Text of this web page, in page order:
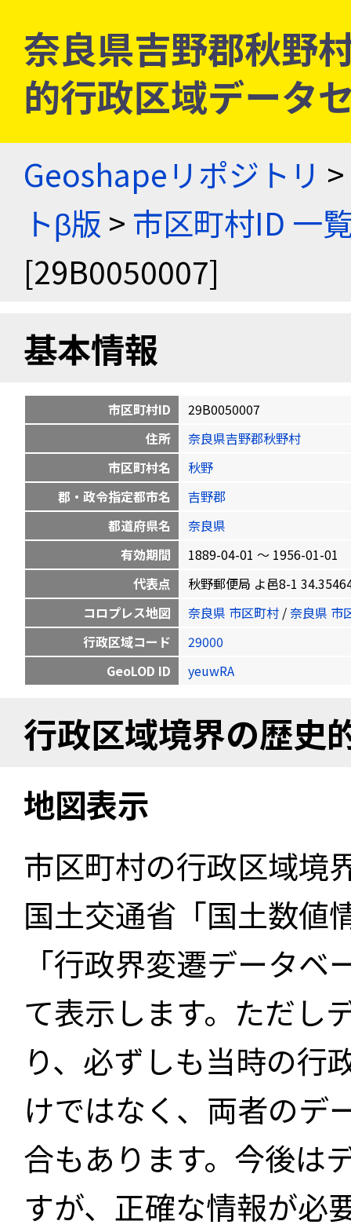
奈良県吉野郡秋野
的行政区域データ
Geoshapeリポジトリ >
トβ版 > 市区町村ID 一
[29B0050007]
基本情報
市区町村ID
29B0050007
住所
奈良県吉野郡秋野村
市区町村名
秋野
郡・政令指定都市名
吉野郡
都道府県名
奈良県
有効期間
1889-04-01 〜 1956-01-01
代表点
秋野郵便局 よ邑8-1
コロプレス地図
奈良県 市区町村 /奈良県 市
行政区域コード
29000
GeoLOD ID
yeuwRA
行政区域境界の歴史
地図表示
市区町村の行政区域境
国土交通省「国土数値
「行政界変遷データ
て表示します。ただし
り、必ずしも当時の行
けではなく、両者のデ
合もあります。今後は
すが、正確な情報が必